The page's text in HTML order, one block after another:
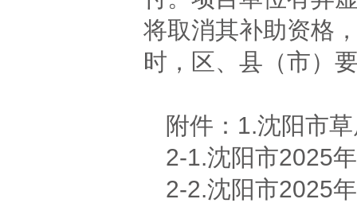
将取消其补助资格
时，区、县（市）
附件：1.沈阳市
2-1.沈阳市2025
2-2.沈阳市2025